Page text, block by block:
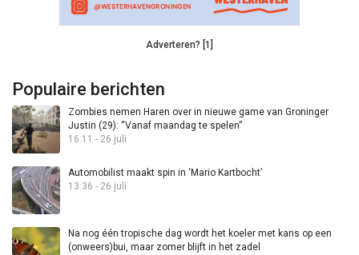
Adverteren? [1]
Populaire berichten
Zombies nemen Haren over in nieuwe game van Groninger
Justin (29): “Vanaf maandag te spelen”
16:11 - 26 juli
Automobilist maakt spin in ‘Mario Kartbocht’
13:36 - 26 juli
Na nog één tropische dag wordt het koeler met kans op een
(onweers)bui, maar zomer blijft in het zadel